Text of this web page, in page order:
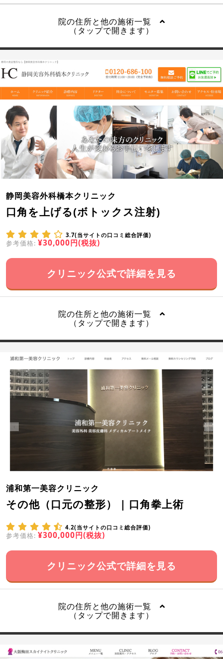
院の住所と他の施術一覧
（タップで開きます）
静岡美容外科橋本クリニック
口角を上げる(ボトックス注射)
3.7(当サイトの口コミ総合評価)
参考価格: ¥30,000円(税抜)
クリニック公式で詳細を見る
院の住所と他の施術一覧
（タップで開きます）
浦和第一美容クリニック
その他（口元の整形） | 口角拳上術
4.2(当サイトの口コミ総合評価)
参考価格: ¥300,000円(税抜)
クリニック公式で詳細を見る
院の住所と他の施術一覧
（タップで開きます）